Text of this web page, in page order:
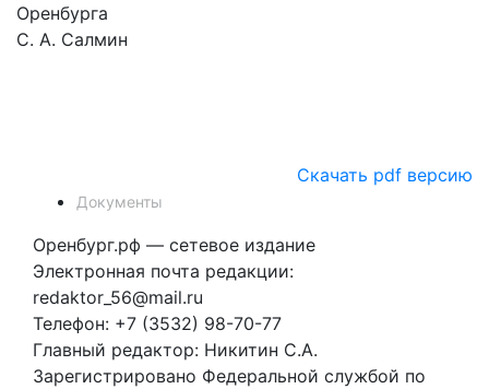
Оренбурга
С. А. Салмин
Скачать pdf версию
Документы
Оренбург.рф — сетевое издание
Электронная почта редакции:
redaktor_56@mail.ru
Телефон: +7 (3532) 98-70-77
Главный редактор: Никитин С.А.
Зарегистрировано Федеральной службой по